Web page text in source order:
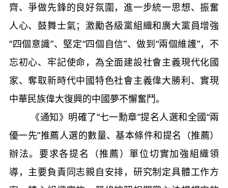
齊、爭做先鋒的良好氛圍，進一步統一思想、振奮
人心、鼓舞士氣；激勵各級黨組織和廣大黨員增強
“四個意識”、堅定“四個自信”、做到“兩個維護”，不
忘初心、牢記使命，為全面建設社會主義現代化國
家、奪取新時代中國特色社會主義偉大勝利、實現
中華民族偉大復興的中國夢不懈奮鬥。
《通知》明確了“七一勳章”提名人選和全國“兩
優一先”推薦人選的數量、基本條件和提名（推薦）
辦法。要求各提名（推薦）單位切實加強組織領
導，主要負責同志親自安排，研究制定具體工作方